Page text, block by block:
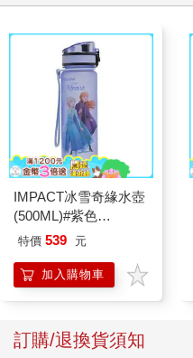
IMPACT冰雪奇緣水壺
(500ML)#紫色
IMDSB01PL
特價 539 元
加入購物車
訂購/退換貨須知